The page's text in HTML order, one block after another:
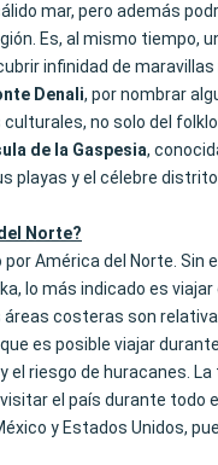
mar, pero además
Es, al mismo tiempo,
infinidad de
Denali, por nombrar
no solo del
de la Gaspesia,
playas y el célebre
Norte?
América del Norte.
lo más indicado es
costeras son
es posible viajar
el riesgo de huracanes.
el país durante todo
y Estados Unidos,